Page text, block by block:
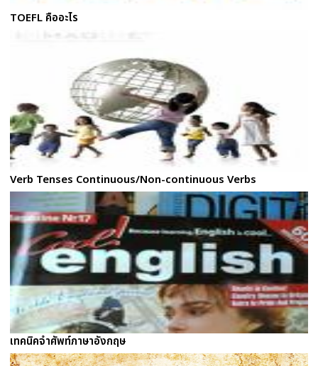
TOEFL คืออะไร
Verb Tenses Continuous/Non-continuous Verbs
เทคนิคจำศัพท์ภาษาอังกฤษ